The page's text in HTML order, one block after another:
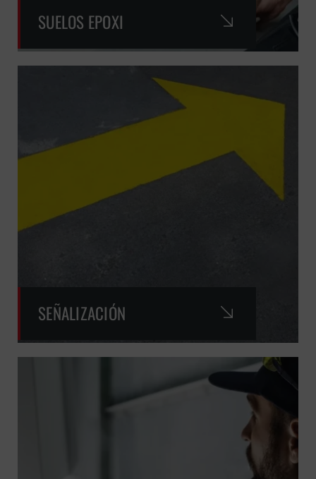
SUELOS EPOXI
SEÑALIZACIÓN